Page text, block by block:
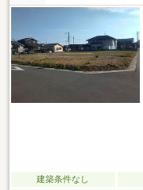
建築条件なし